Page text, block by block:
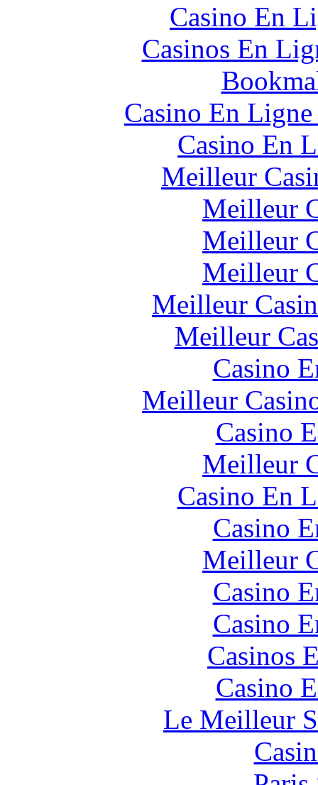
Casino En
Casinos En
Casino En
Casino En
Meilleur
Meilleur
Meilleur
Meilleur
Meilleur
Meilleur
Casino
Meilleur
Casino
Meilleur
Casino En
Casino
Meilleur
Casino
Casino
Casinos
Casino
Le Meilleur